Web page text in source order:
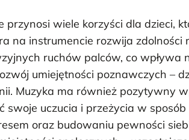
przynosi wiele korzyści dla dzieci,
na instrumencie rozwija
ruchów palców, co
umiejętności poznawczych –
Muzyka ma również pozytywny
swoje uczucia i przeżycia w
oraz budowaniu pewności